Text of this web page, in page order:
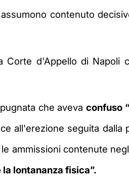
contenuto
d'Appello di Napoli
che avevaconfuso
all'erezione seguita dalla
ammissioni contenute
lontananza fisica”.